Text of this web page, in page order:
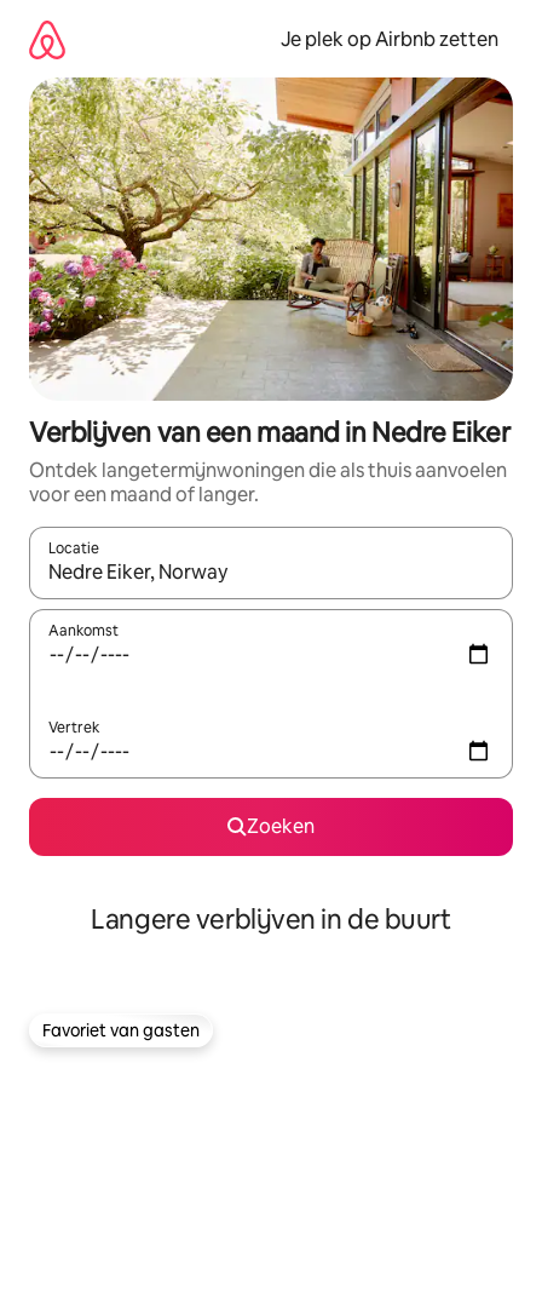
direct
naar
inhoud
Je plek op Airbnb zetten
Verblijven van een maand in Nedre Eiker
Ontdek langetermijnwoningen die als thuis aanvoelen
voor een maand of langer.
Locatie
Wanneer er resultaten beschikbaar zijn, maak je een keuze
Aankomst
Vertrek
Zoeken
Langere verblijven in de buurt
Favoriet van gasten
Favoriet van gasten